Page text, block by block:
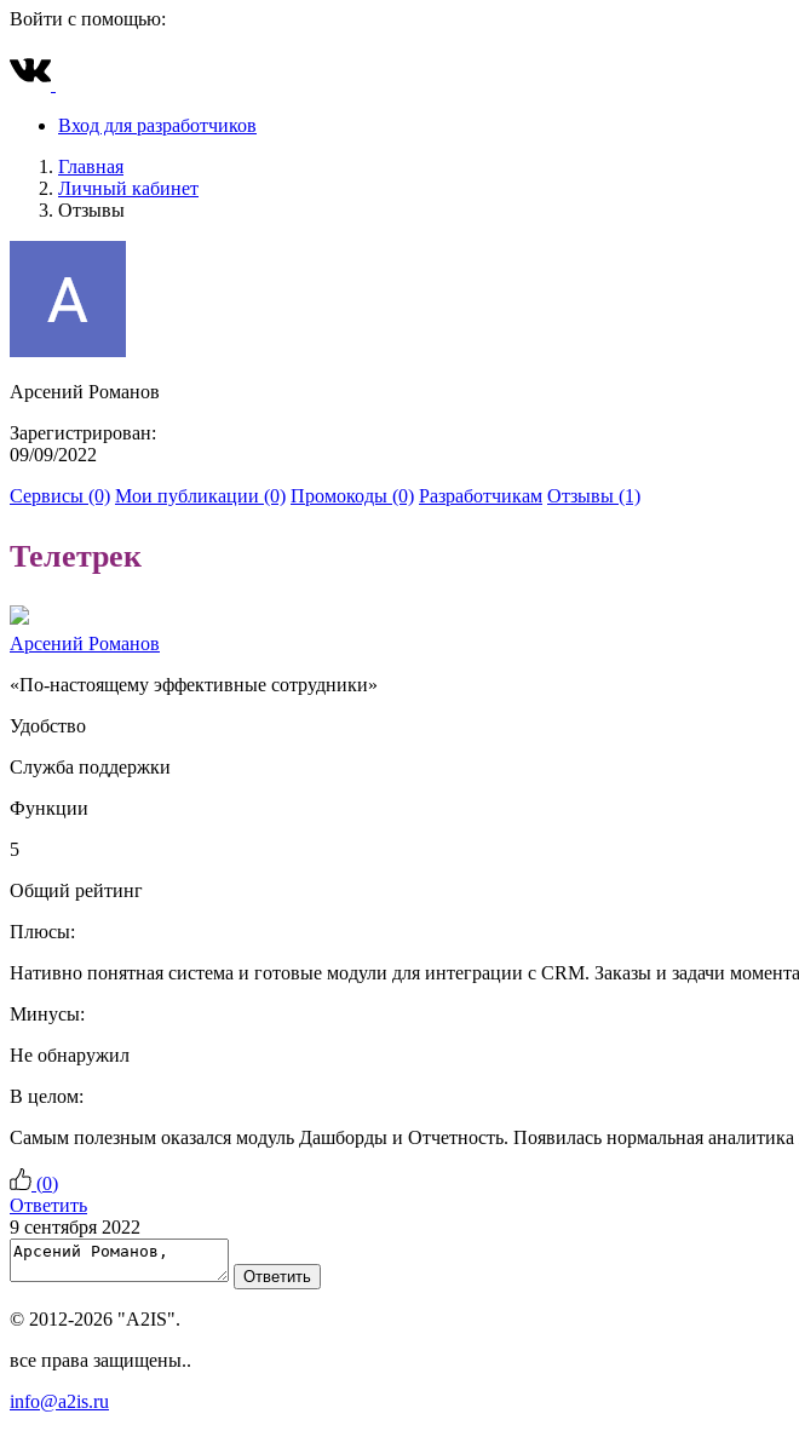
Войти с помощью:
Вход для разработчиков
Главная
Личный кабинет
Отзывы
Арсений Романов
Зарегистрирован:
09/09/2022
Сервисы (0) Мои публикации (0) Промокоды (0) Разработчикам Отзывы (1)
Телетрек
Арсений Романов
«По-настоящему эффективные сотрудники»
Удобство
Служба поддержки
Функции
5
Общий рейтинг
Плюсы:
Нативно понятная система и готовые модули для интеграции с CRM. Заказы и задачи
Минусы:
Не обнаружил
В целом:
Самым полезным оказался модуль Дашборды и Отчетность. Появилась нормальная
(0)
Ответить
9 сентября 2022
Ответить
© 2012-2026 "A2IS".
все права защищены..
info@a2is.ru